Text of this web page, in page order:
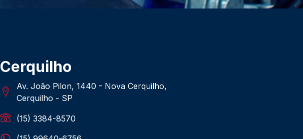
Cerquilho
Av. João Pilon, 1440 - Nova Cerquilho,
Cerquilho - SP
(15) 3384-8570